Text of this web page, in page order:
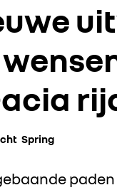
Spring